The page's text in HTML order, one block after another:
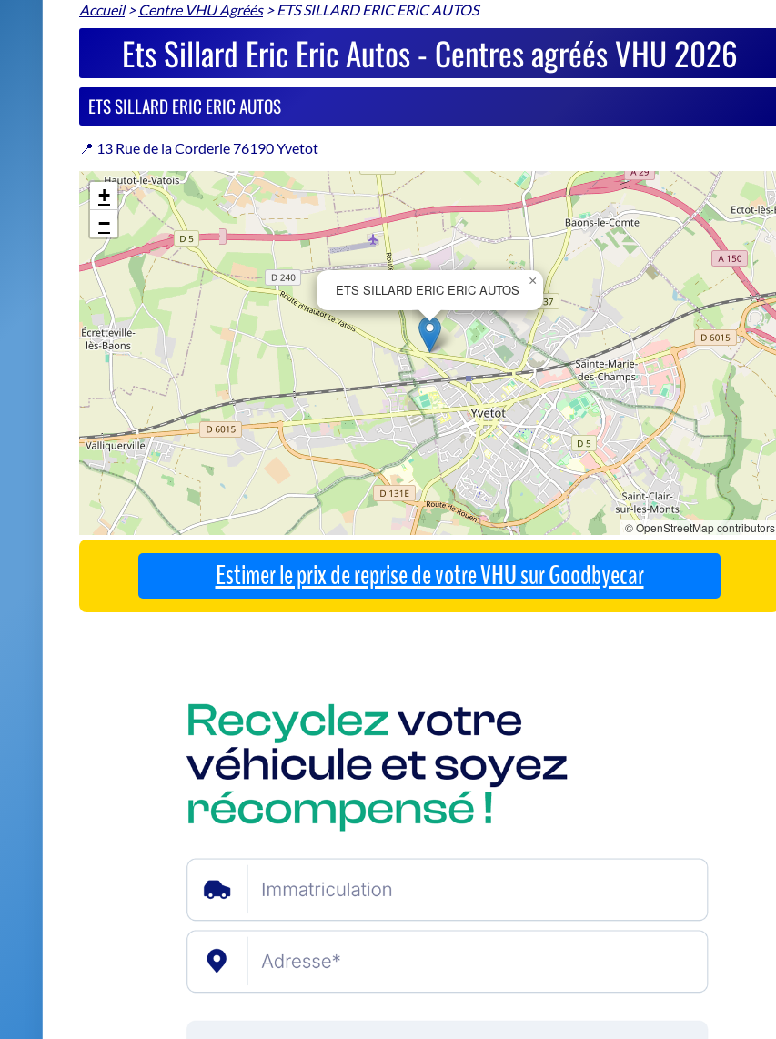
Accueil> Centre VHU Agréés>ETS SILLARD ERIC ERIC AUTOS
Ets Sillard Eric Eric Autos - Centres agréés VHU 2026
ETS SILLARD ERIC ERIC AUTOS
📍 13 Rue de la Corderie 76190 Yvetot
ETS SILLARD ERIC ERIC AUTOS
×
+
−
© OpenStreetMap contributors
Estimer le prix de reprise de votre VHU sur Goodbyecar